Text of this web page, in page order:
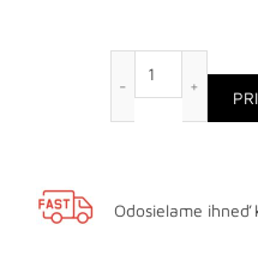
Odosielame ihneď